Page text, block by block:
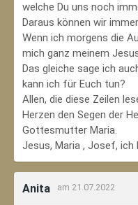
welche Du uns noch
Daraus können wir
Wenn ich morgens die
mich ganz meinem
Das gleiche sage ich
kann ich für Euch tun?
Allen, die diese Zeilen
Herzen den Segen der
Gottesmutter Maria.
Jesus, Maria , Josef, ich
Anita am 21.07.2022